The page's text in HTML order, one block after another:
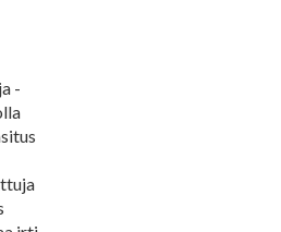
-